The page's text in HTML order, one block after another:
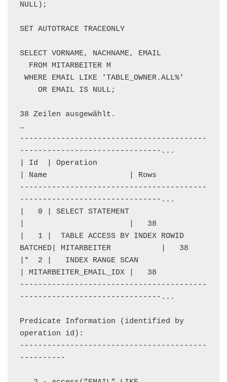
NULL);
SET AUTOTRACE TRACEONLY
SELECT VORNAME, NACHNAME, EMAIL
38 Zeilen ausgewählt.
…
-----------------------------------------
-------------------------------...
| Id  | Operation
| Name                  | Rows
-----------------------------------------
-------------------------------...
|   0 | SELECT STATEMENT
|                       |   38
|   1 |  TABLE ACCESS BY INDEX ROWID
BATCHED| MITARBEITER           |   38
|*  2 |   INDEX RANGE SCAN
| MITARBEITER_EMAIL_IDX |   38
-----------------------------------------
-------------------------------...
Predicate Information (identified by
operation id):
-----------------------------------------
----------